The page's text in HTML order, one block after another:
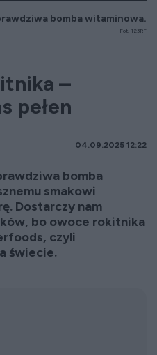
bomba witaminowa.
Fot. 123RF
–
pełen
04.09.2025 12:22
bomba
smakowi
Dostarczy nam
bo owoce rokitnika
czyli
świecie.